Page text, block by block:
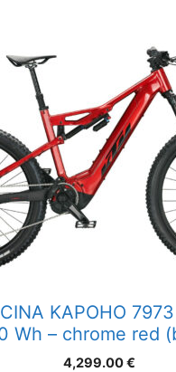
KAPOHO
Wh – chrome red
4,299.00€